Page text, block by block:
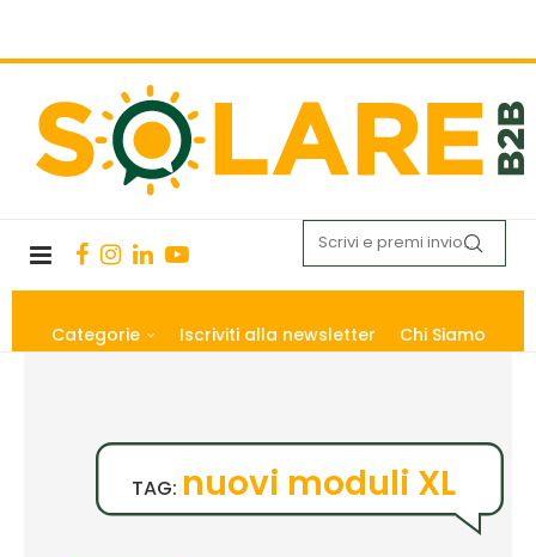
Categorie Iscriviti alla newsletter Chi Siamo
TAG: nuovi moduli XL